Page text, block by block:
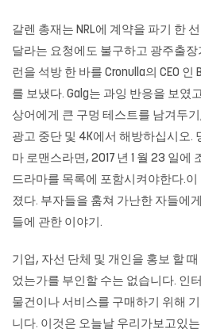
갈렌 총재는 NRL에 계약을 파기 한
달라는 요청에도 불구하고 광주출
런을 석방 한 바를 Cronulla의 CEO 인
를 보냈다. Galg는 과잉 반응을 보였
상어에게 큰 구멍 테스트를 남겨두
광고 중단 및 4K에서 해방하십시오.
마 로맨스라면, 2017 년 1 월 23 일에
드라마를 목록에 포함시켜야한다.
졌다. 부자들을 훔쳐 가난한 자들에
들에 관한 이야기.
기업, 자선 단체 및 개인을 홍보 할
었는가를 부인할 수는 없습니다. 인
물건이나 서비스를 구매하기 위해
니다. 이것은 오늘날 우리가보고있